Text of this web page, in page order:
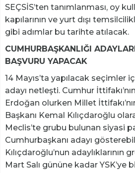
SEÇSİS’ten tanımlanması, oy
kapılarının ve yurt dışı
gibi adımlar bu tarihte atılacak.
CUMHURBAŞKANLIĞI
BAŞVURU YAPACAK
14 Mayıs’ta yapılacak seçimler
adayı netleşti. Cumhur
Erdoğan olurken Millet
Başkanı Kemal Kılıçdaroğlu
Meclis’te grubu bulunan siyasi
Cumhurbaşkanı adayı
Kılıçdaroğlu’nun adaylıklarının
Mart Salı gününe kadar YSK’ye